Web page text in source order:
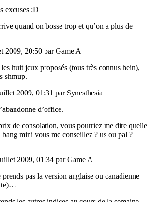
excuses :D
quand on bosse trop et qu’on a plus de
2009, 20:50 par Game A
huit jeux proposés (tous très connus hein),
shmup.
2009, 01:31 par Synesthesia
d’office.
de consolation, vous pourriez me dire quelle
mini vous me conseillez ? us ou pal ?
2009, 01:34 par Game A
prends pas la version anglaise ou canadienne